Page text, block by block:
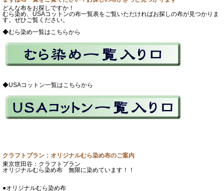
どんな布をお探しですか！
むら染め、USAコットンの布一覧表をご覧いただければお探しの布が見つかりま
す。ぜひご覧ください。
◆むら染め一覧はこちらから
◆USAコットン一覧はこちらから
クラフトプラン：オリジナルむら染め布のご案内
東京世田谷：クラフトプラン
オリジナルむら染め布 無限に染めています！！
●オリジナルむら染め布